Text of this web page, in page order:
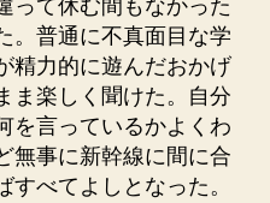
って休む間もなかった
。普通に不真面目な学
精力的に遊んだおかげ
ま楽しく聞けた。自分
を言っているかよくわ
無事に新幹線に間に合
すべてよしとなった。